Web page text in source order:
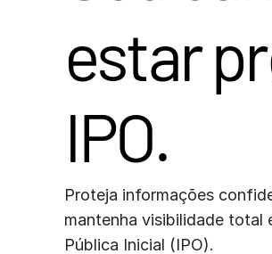
ADICIONAIS
estar
IPO.
Proteja informações
mantenha visibilidade total
Pública Inicial (IPO).